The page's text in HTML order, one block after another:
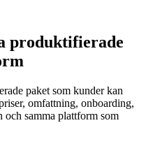
produktifierade
paket som kunder kan
omfattning, onboarding,
och samma plattform som